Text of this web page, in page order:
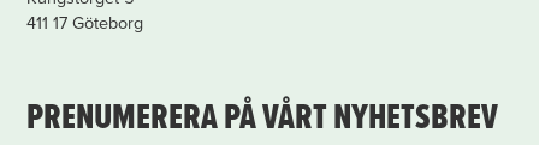
411 17 Göteborg
PRENUMERERA PÅ VÅRT NYHETSBREV